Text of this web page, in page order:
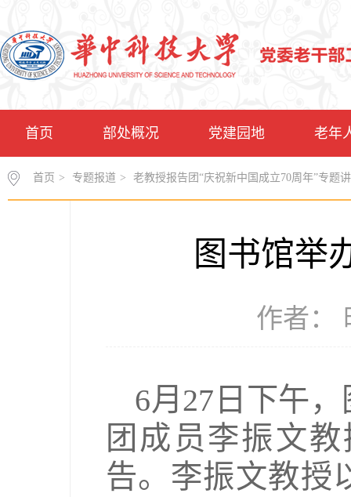
首页 部处概况 党建园地 老年
首页 > 专题报道 > 老教授报告团“庆祝新中国成立70周年”专题
图书馆举
作者：
6月27日下午
团成员李振文
告。李振文教授